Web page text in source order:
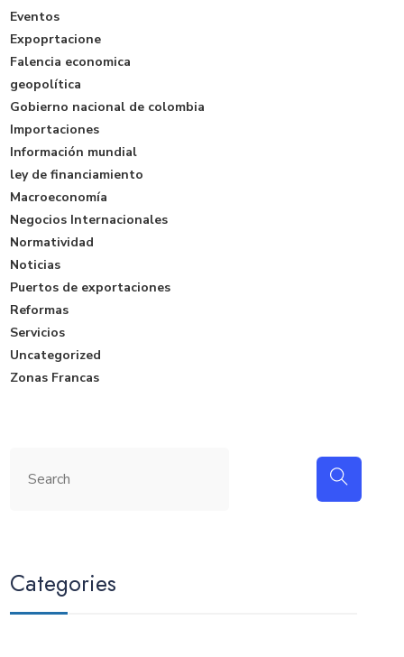
Eventos
Expoprtacione
Falencia economica
geopolítica
Gobierno nacional de colombia
Importaciones
Información mundial
ley de financiamiento
Macroeconomía
Negocios Internacionales
Normatividad
Noticias
Puertos de exportaciones
Reformas
Servicios
Uncategorized
Zonas Francas
Categories